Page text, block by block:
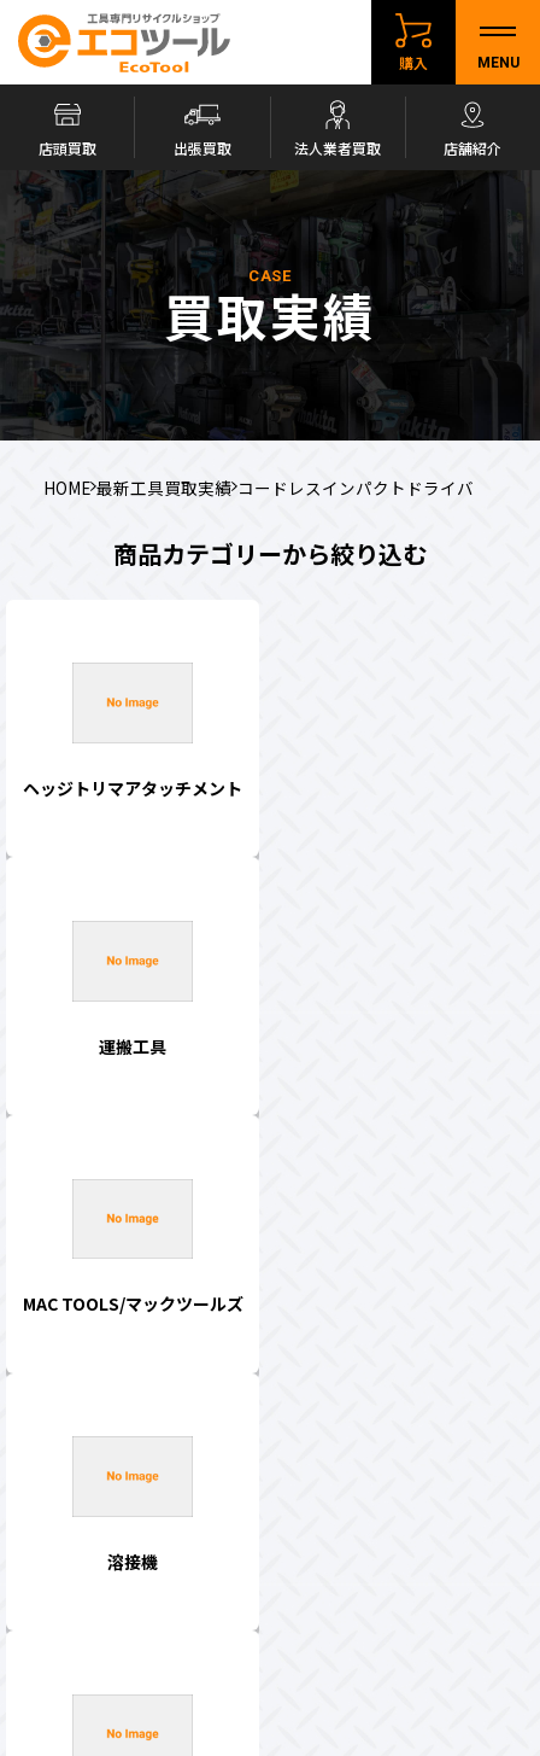
購入 MENU
店頭買取 出張買取 法人業者買取 店舗紹介
CASE
買取実績
HOME 最新工具買取実績 コードレスインパクトドライバ
商品カテゴリーから絞り込む
ヘッジトリマアタッチメント
運搬工具
MAC TOOLS/マックツールズ
溶接機